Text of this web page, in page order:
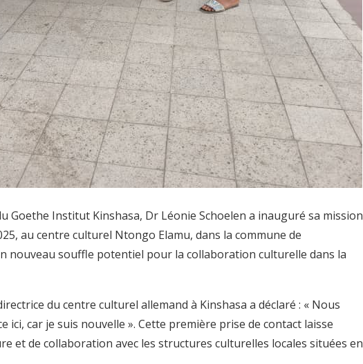
Goethe Institut Kinshasa, Dr Léonie Schoelen a inauguré sa mission
au centre culturel Ntongo Elamu, dans la commune de
nouveau souffle potentiel pour la collaboration culturelle dans la
du centre culturel allemand à Kinshasa a déclaré : « Nous
ici, car je suis nouvelle ». Cette première prise de contact laisse
et de collaboration avec les structures culturelles locales situées en